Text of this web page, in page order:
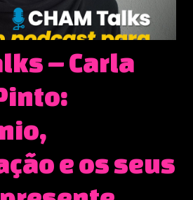
– Carla
e os seus